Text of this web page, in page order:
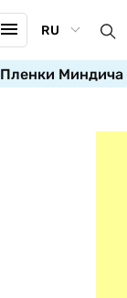
RU
Пленки Миндича